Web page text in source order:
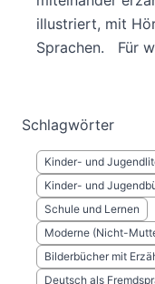
illustriert, mit
Sprachen. Für
Schlagwörter
Kinder- und
Kinder- und
Schule und Lernen
Moderne (Nicht-
Bilderbücher mit
Deutsch als